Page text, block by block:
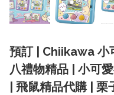
預訂 | Chiikawa 小
八禮物精品 | 小可
| 飛鼠精品代購 |